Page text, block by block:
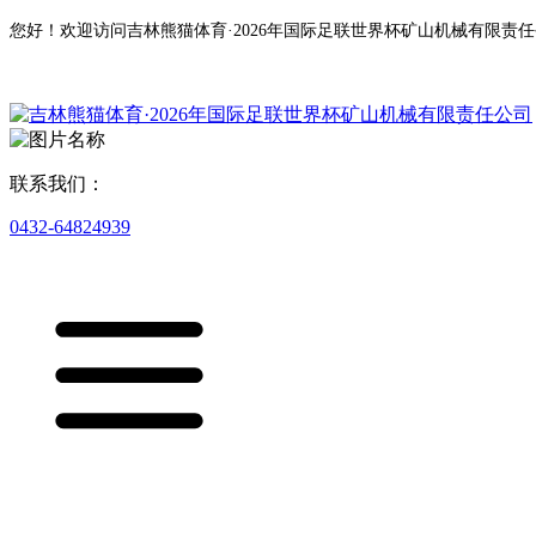
您好！欢迎访问吉林熊猫体育·2026年国际足联世界杯矿山机械有限责
联系我们：
0432-64824939